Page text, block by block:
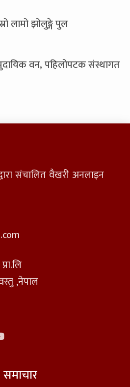
लामो झोलुङ्गे पुल
वन, पहिलोपटक संस्थागत
संचालित वैखरी अनलाइन
,नेपाल
समाचार